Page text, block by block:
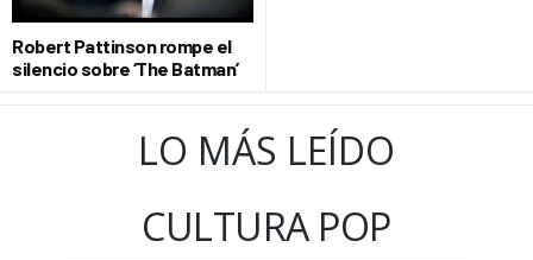
CULTURIZANDO.COM
Robert Pattinson rompe el
silencio sobre ‘The Batman’
LO MÁS LEÍDO
CULTURA POP